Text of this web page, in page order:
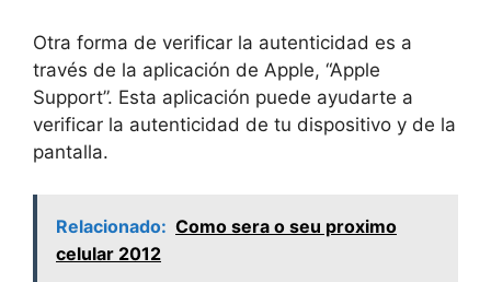
Otra forma de verificar la autenticidad es a
través de la aplicación de Apple, “Apple
Support”. Esta aplicación puede ayudarte a
verificar la autenticidad de tu dispositivo y de la
pantalla.
Relacionado: Como sera o seu proximo
celular 2012